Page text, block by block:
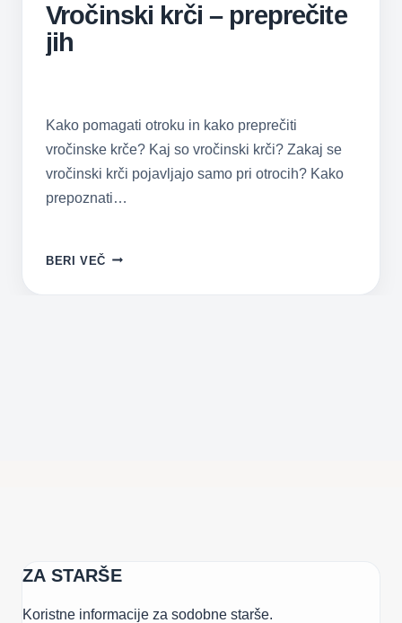
Vročinski krči – preprečite
jih
Kako pomagati otroku in kako preprečiti
vročinske krče? Kaj so vročinski krči? Zakaj se
vročinski krči pojavljajo samo pri otrocih? Kako
prepoznati…
BERI VEČ VROČINSKI
–
ZA STARŠE
Koristne informacije za sodobne starše.